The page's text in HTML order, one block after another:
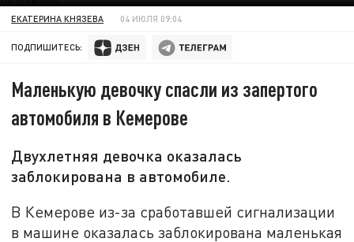
ЕКАТЕРИНА КНЯЗЕВА 04 ИЮЛЯ 09:04
ПОДПИШИТЕСЬ:
Маленькую девочку спасли из запертого
автомобиля в Кемерове
Двухлетняя девочка оказалась
заблокирована в автомобиле.
В Кемерове из-за сработавшей сигнализации
в машине оказалась заблокирована маленькая